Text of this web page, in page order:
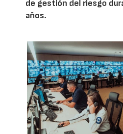
de gestión del riesgo
años.